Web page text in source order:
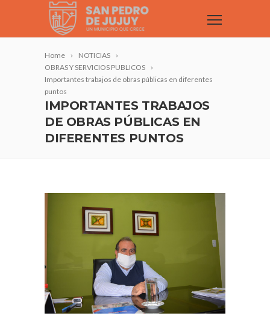
Home
NOTICIAS
OBRAS Y SERVICIOS PUBLICOS
Importantes trabajos de obras públicas en diferentes
puntos
IMPORTANTES TRABAJOS
DE OBRAS PÚBLICAS EN
DIFERENTES PUNTOS